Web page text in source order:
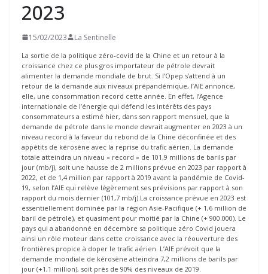
2023
15/02/2023 La Sentinelle
La sortie de la politique zéro-covid de la Chine et un retour à la
croissance chez ce plus gros importateur de pétrole devrait
alimenter la demande mondiale de brut. Si l’Opep s’attend à un
retour de la demande aux niveaux prépandémique, l’AIE annonce,
elle, une consommation record cette année. En effet, l’Agence
internationale de l’énergie qui défend les intérêts des pays
consommateurs a estimé hier, dans son rapport mensuel, que la
demande de pétrole dans le monde devrait augmenter en 2023 à un
niveau record à la faveur du rebond de la Chine déconfinée et des
appétits de kérosène avec la reprise du trafic aérien. La demande
totale atteindra un niveau « record » de 101,9 millions de barils par
jour (mb/j), soit une hausse de 2 millions prévue en 2023 par rapport à
2022, et de 1,4 million par rapport à 2019 avant la pandémie de Covid-
19, selon l’AIE qui relève légèrement ses prévisions par rapport à son
rapport du mois dernier (101,7 mb/j).La croissance prévue en 2023 est
essentiellement dominée par la région Asie-Pacifique (+ 1,6 million de
baril de pétrole), et quasiment pour moitié par la Chine (+ 900.000). Le
pays qui a abandonné en décembre sa politique zéro Covid jouera
ainsi un rôle moteur dans cette croissance avec la réouverture des
frontières propice à doper le trafic aérien. L’AIE prévoit que la
demande mondiale de kérosène atteindra 7,2 millions de barils par
jour (+1,1 million), soit près de 90% des niveaux de 2019.